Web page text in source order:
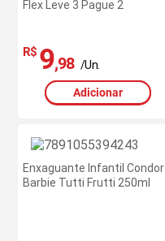
Flex Leve 3 Pague 2
R$ 9,98 /Un.
Adicionar
Enxaguante Infantil Condor
Barbie Tutti Frutti 250ml